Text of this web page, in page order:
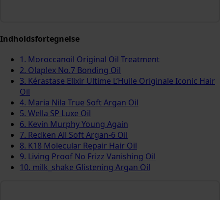
Indholdsfortegnelse
1. Moroccanoil Original Oil Treatment
2. Olaplex No.7 Bonding Oil
3. Kérastase Elixir Ultime L’Huile Originale Iconic Hair
Oil
4. Maria Nila True Soft Argan Oil
5. Wella SP Luxe Oil
6. Kevin Murphy Young Again
7. Redken All Soft Argan-6 Oil
8. K18 Molecular Repair Hair Oil
9. Living Proof No Frizz Vanishing Oil
10. milk_shake Glistening Argan Oil